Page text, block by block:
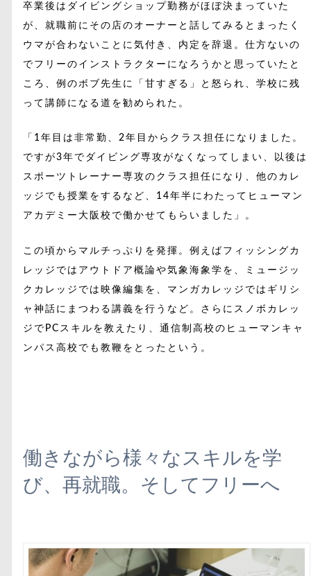
卒業後はダイビングショップ勤務がほぼ決まっていた
が、就職前にその店のオーナーと話してみるとまったく
ウマが合わないことに気付き、内定を辞退。仕方ないの
でフリーのインストラクターになろうかと思っていたと
ころ、例のボブ先生に「甘すぎる」と怒られ、学校に残
って講師になる道を勧められた。
「1年目は非常勤、2年目からクラス担任になりました。
ですが3年でダイビング専攻がなくなってしまい、以後は
スポーツトレーナー専攻のクラス担任になり、他のカレ
ッジでも授業をするなど、14年半にわたってヒューマン
アカデミー大阪校で働かせてもらいました」。
この頃からマルチっぷりを発揮。例えばフィッシングカ
レッジではアウトドア概論や気象海象学を、ミュージッ
クカレッジでは映像編集を、マンガカレッジではギリシ
ャ神話にまつわる講義を行うなど。さらにスノボカレッ
ジでPCスキルを教えたり、通信制高校のヒューマンキャ
ンパス高校でも教鞭をとったという。
働きながら様々なスキルを学
び、再就職。そしてフリーへ